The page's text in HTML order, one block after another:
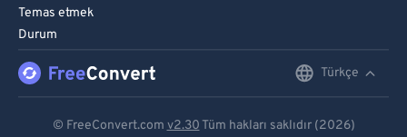
Temas etmek
Durum
Türkçe
© FreeConvert.com v2.30 Tüm hakları saklıdır (2026)